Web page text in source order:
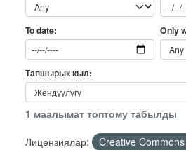
To date Only
Тапшырык кыл
1 маалымат топтому табылды
Лицензиялар:
Creative